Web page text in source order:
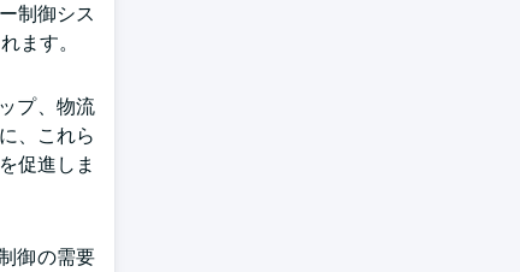
制御シス
ます。
プ、物流
、これら
促進しま
御の需要